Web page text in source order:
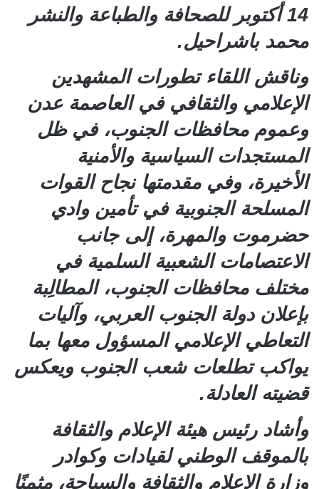
14 أكتوبر للصحافة والطباعة والنشر
محمد باشراحيل.
وناقش اللقاء تطورات المشهدين
الإعلامي والثقافي في العاصمة عدن
وعموم محافظات الجنوب، في ظل
المستجدات السياسية والأمنية
الأخيرة، وفي مقدمتها نجاح القوات
المسلحة الجنوبية في تأمين وادي
حضرموت والمهرة، إلى جانب
الاعتصامات الشعبية السلمية في
مختلف محافظات الجنوب، المطالِبة
بإعلان دولة الجنوب العربي، وآليات
التعاطي الإعلامي المسؤول معها بما
يواكب تطلعات شعب الجنوب ويعكس
قضيته العادلة.
وأشاد رئيس هيئة الإعلام والثقافة
بالموقف الوطني لقيادات وكوادر
وزارة الإعلام والثقافة والسياحة، مثمنًا